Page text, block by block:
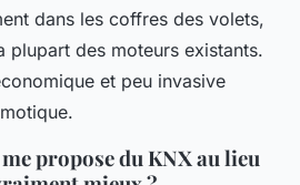
dans les coffres des volets,
plupart des moteurs existants.
et peu invasive
propose du KNX au lieu